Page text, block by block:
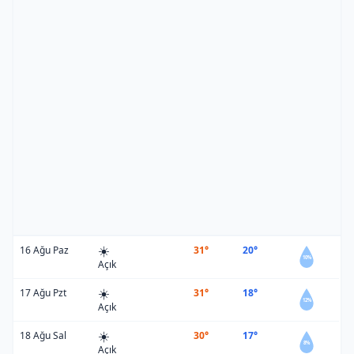
16 Ağu Paz ☀️
Açık
31° 20°
10%
17 Ağu Pzt ☀️
Açık
31° 18°
12%
18 Ağu Sal ☀️
Açık
30° 17°
8%